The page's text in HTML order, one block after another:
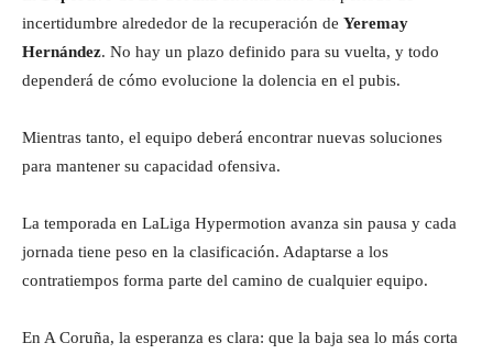
incertidumbre alrededor de la recuperación de Yeremay
Hernández. No hay un plazo definido para su vuelta, y todo
dependerá de cómo evolucione la dolencia en el pubis.
Mientras tanto, el equipo deberá encontrar nuevas soluciones
para mantener su capacidad ofensiva.
La temporada en LaLiga Hypermotion avanza sin pausa y cada
jornada tiene peso en la clasificación. Adaptarse a los
contratiempos forma parte del camino de cualquier equipo.
En A Coruña, la esperanza es clara: que la baja sea lo más corta